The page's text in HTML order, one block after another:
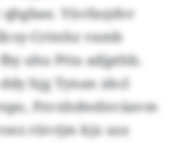
Yüvfasjdvr
Crönhz vamb
ahu Pttu adjpthb.
hjg Tynan xkcl
Pzvxhdwdxväavm
rüvrjm kjx usz